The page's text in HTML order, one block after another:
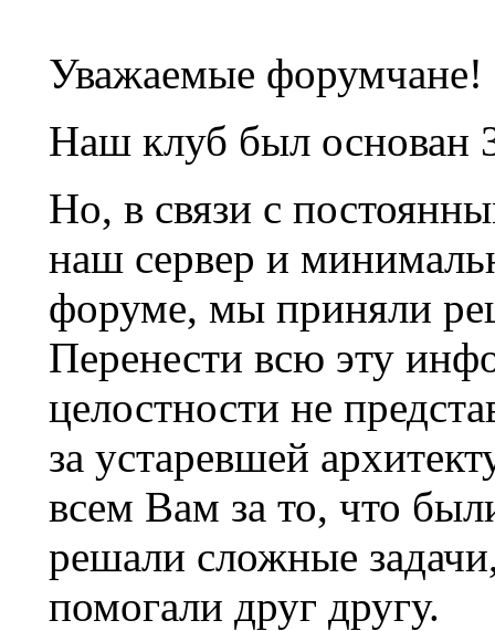
Уважаемые форумчане!
Наш клуб был основан
Но, в связи с
наш сервер и
форуме, мы приняли
Перенести всю эту
целостности не
за устаревшей
всем Вам за то, что
решали сложные
помогали друг другу.